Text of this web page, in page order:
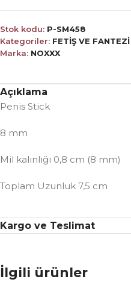
Stok kodu: P-SM458
Kategoriler: FETİŞ VE FANTEZİ
Marka: NOXXX
Açıklama
Penis Stick
8 mm
Mil kalınlığı 0,8 cm (8 mm)
Toplam Uzunluk 7,5 cm
Kargo ve Teslimat
İlgili ürünler